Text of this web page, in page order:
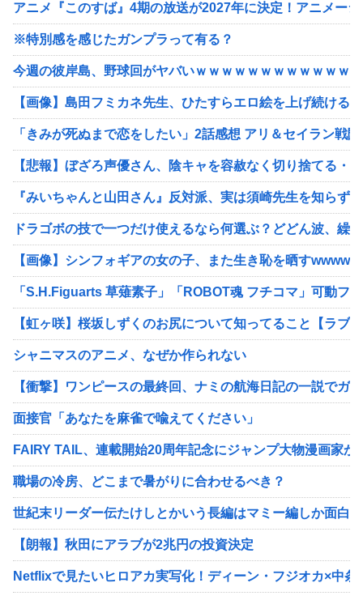
アニメ『このすば』4期の放送が2027年に決定！アニメー
※特別感を感じたガンプラって有る？
今週の彼岸島、野球回がヤバいｗｗｗｗｗｗｗｗｗｗｗｗ
【画像】島田フミカネ先生、ひたすらエロ絵を上げ続ける
「きみが死ぬまで恋をしたい」2話感想 アリ＆セイラン戦
【悲報】ぼざろ声優さん、陰キャを容赦なく切り捨てる・
『みいちゃんと山田さん』反対派、実は須崎先生を知らず
ドラゴボの技で一つだけ使えるなら何選ぶ？どどん波、繰
【画像】シンフォギアの女の子、また生き恥を晒す
「S.H.Figuarts 草薙素子」「ROBOT魂 フチコマ」可動フ
【虹ヶ咲】桜坂しずくのお尻について知ってること【ラブ
シャニマスのアニメ、なぜか作られない
【衝撃】ワンピースの最終回、ナミの航海日記の一説でガ
面接官「あなたを麻雀で喩えてください」
FAIRY TAIL、連載開始20周年記念にジャンプ大物漫画家か
職場の冷房、どこまで暑がりに合わせるべき？
世紀末リーダー伝たけしとかいう長編はマミー編しか面白
【朗報】秋田にアラブが2兆円の投資決定
Netflixで見たいヒロアカ実写化！ディーン・フジオカ×中条